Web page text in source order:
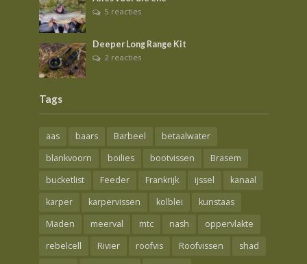
5 reacties
Deeper Long Range Kit
2 reacties
Tags
aas baars Barbeel
betaalwater
blankvoorn
boilies bootvissen
Brasem
bucketlist
Feeder Frankrijk ijssel
kanaal
karper
karpervissen kolblei
kunstaas
Maden
meerval mtc nash
oppervlakte
rebelcell
Rivier roofvis Roofvissen
shad